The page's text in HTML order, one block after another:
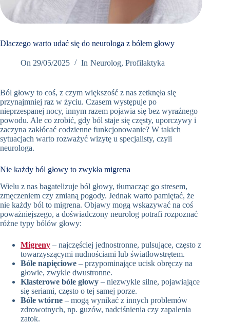
+48
298
76 66
Umów
wizytę w
Oslomed
Dlaczego warto udać się do neurologa z bólem głowy
On 29/05/2025 In Neurolog, Profilaktyka
Ból głowy to coś, z czym większość z nas zetknęła się
przynajmniej raz w życiu. Czasem występuje po
nieprzespanej nocy, innym razem pojawia się bez wyraźnego
powodu. Ale co zrobić, gdy ból staje się częsty, uporczywy i
zaczyna zakłócać codzienne funkcjonowanie? W takich
sytuacjach warto rozważyć wizytę u specjalisty, czyli
neurologa.
Nie każdy ból głowy to zwykła migrena
Wielu z nas bagatelizuje ból głowy, tłumacząc go stresem,
zmęczeniem czy zmianą pogody. Jednak warto pamiętać, że
nie każdy ból to migrena. Objawy mogą wskazywać na coś
poważniejszego, a doświadczony neurolog potrafi rozpoznać
różne typy bólów głowy:
Migreny – najczęściej jednostronne, pulsujące, często z
towarzyszącymi nudnościami lub światłowstrętem.
Bóle napięciowe – przypominające ucisk obręczy na
głowie, zwykle dwustronne.
Klasterowe bóle głowy – niezwykle silne, pojawiające
się seriami, często o tej samej porze.
Bóle wtórne – mogą wynikać z innych problemów
zdrowotnych, np. guzów, nadciśnienia czy zapalenia
zatok.